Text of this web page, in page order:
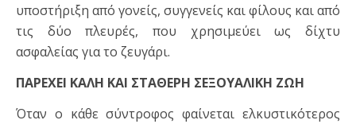
υποστήριξη από γονείς, συγγενείς και φίλους και από
τις δύο πλευρές, που χρησιμεύει ως δίχτυ
ασφαλείας για το ζευγάρι.
ΠΑΡΕΧΕΙ ΚΑΛΗ ΚΑΙ ΣΤΑΘΕΡΗ ΣΕΞΟΥΑΛΙΚΗ ΖΩΗ
Όταν ο κάθε σύντροφος φαίνεται ελκυστικότερος